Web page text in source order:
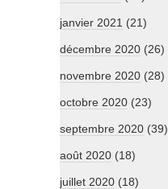
janvier 2021 (21)
décembre 2020 (26)
novembre 2020 (28)
octobre 2020 (23)
septembre 2020 (39)
août 2020 (18)
juillet 2020 (18)